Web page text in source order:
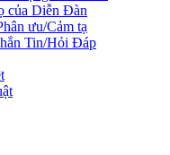
của Diễn Đàn
ưu/Cảm tạ
Tin/Hỏi Đáp